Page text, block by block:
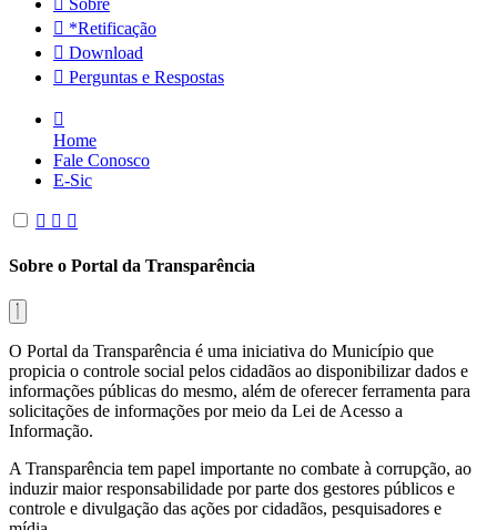
*Retificação
Download
Perguntas e Respostas
Home
Fale Conosco
E-Sic
Sobre o Portal da Transparência
O Portal da Transparência é uma iniciativa do Município que
propicia o controle social pelos cidadãos ao disponibilizar dados e
informações públicas do mesmo, além de oferecer ferramenta para
solicitações de informações por meio da Lei de Acesso a
Informação.
A Transparência tem papel importante no combate à corrupção, ao
induzir maior responsabilidade por parte dos gestores públicos e
controle e divulgação das ações por cidadãos, pesquisadores e